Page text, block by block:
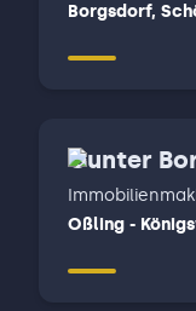
Borgsdorf,
Gunter
Oßling -